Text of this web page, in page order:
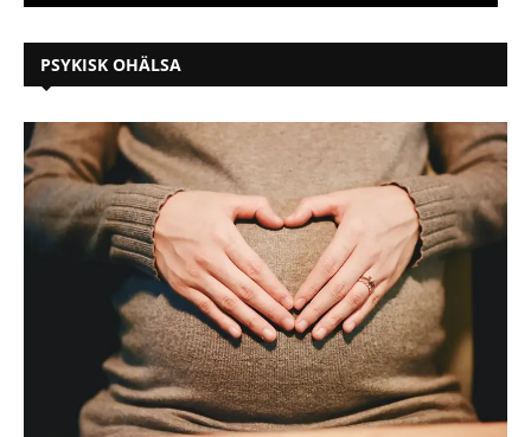
PSYKISK OHÄLSA